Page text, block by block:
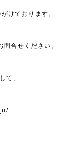
けております。
合せください。
て、